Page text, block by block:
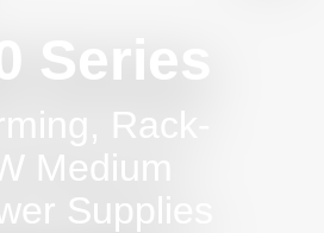
Series
Rack-
Medium
Supplies